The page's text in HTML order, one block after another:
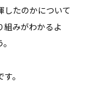
したのかについて
組みがわかるよ
。